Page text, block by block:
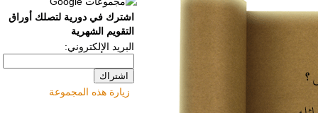
اشترك في دورية لتصلك أوراق
التقويم الشهرية
البريد الإلكتروني:
زيارة هذه المجموعة